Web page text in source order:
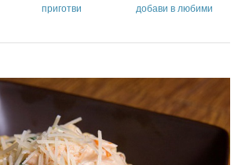
приготви добави в любими